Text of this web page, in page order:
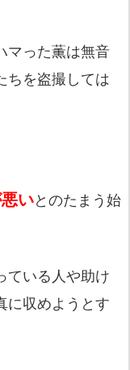
マった薫は無音
ちを盗撮しては
いとのたまう始
ている人や助け
に収めようとす